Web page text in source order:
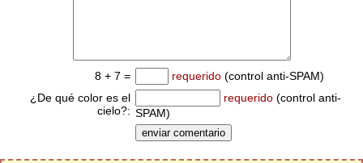
8 + 7 = requerido (control anti-SPAM)
¿De qué color es el
cielo?:
requerido (control anti-
SPAM)